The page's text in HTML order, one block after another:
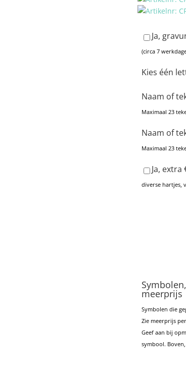
Ja,
(circa 7
Kies één
Naam of
Maximaal 23
Naam of
Maximaal 23
Ja, extra
diverse hartjes,
meerprijs
Symbolen die
Zie meerprijs
Geef aan bij
symbool.